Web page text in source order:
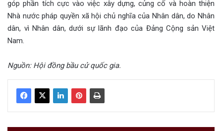
góp phần tích cực vào việc xây dựng, củng cố và hoàn thiện
Nhà nước pháp quyền xã hội chủ nghĩa của Nhân dân, do Nhân
dân, vì Nhân dân, dưới sự lãnh đạo của Đảng Cộng sản Việt
Nam.
Nguồn: Hội đồng bầu cử quốc gia.